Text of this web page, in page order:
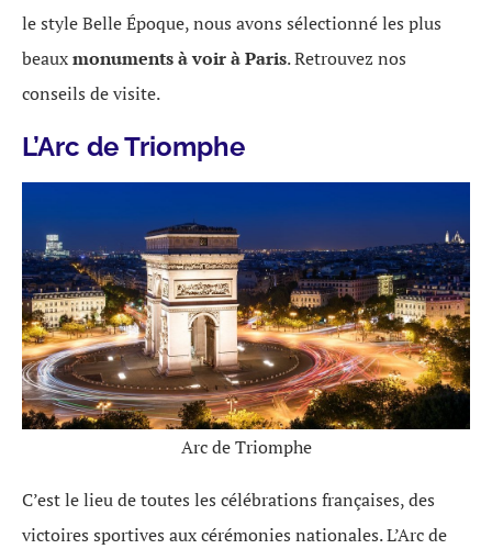
le style Belle Époque, nous avons sélectionné les plus
beauxmonuments à voir à Paris. Retrouvez nos
conseils de visite.
L’Arc de Triomphe
Arc de Triomphe
C’est le lieu de toutes les célébrations françaises, des
victoires sportives aux cérémonies nationales. L’Arc de